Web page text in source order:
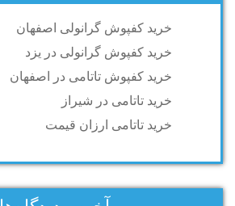
خرید کفپوش گرانولی اصفهان
خرید کفپوش گرانولی در یزد
خرید کفپوش تاتامی در اصفهان
خرید تاتامی در شیراز
خرید تاتامی ارزان قیمت